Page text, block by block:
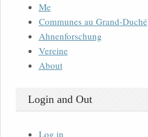
Me
Communes au Grand-Duché
Ahnenforschung
Vereine
About
Login and Out
Log in